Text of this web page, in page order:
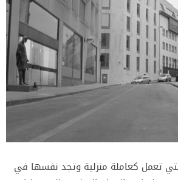
تعمل كعاملة منزلية وتجد نفسها في